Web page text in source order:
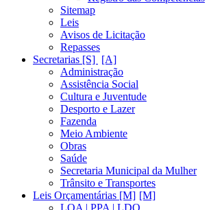
Sitemap
Leis
Avisos de Licitação
Repasses
Secretarias [S]
Administração
Assistência Social
Cultura e Juventude
Desporto e Lazer
Fazenda
Meio Ambiente
Obras
Saúde
Secretaria Municipal da Mulher
Trânsito e Transportes
Leis Orçamentárias [M]
LOA | PPA | LDO